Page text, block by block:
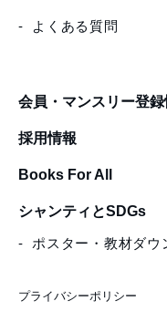
よくある質問
会員・マンスリー登録
採用情報
Books For All
シャンティとSDGs
ポスター・教材ダウ
プライバシーポリシー